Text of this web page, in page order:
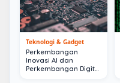
Teknologi & Gadget
Perkembangan
Inovasi AI dan
Perkembangan Digital